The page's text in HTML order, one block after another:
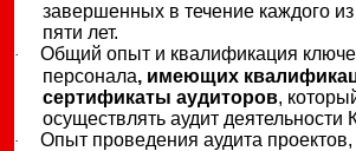
завершенных в течение каждого
пяти лет.
·
Общий опыт и квалификация
персонала, имеющих
сертификаты аудиторов,
осуществлять аудит деятельности
·
Опыт проведения аудита проектов,